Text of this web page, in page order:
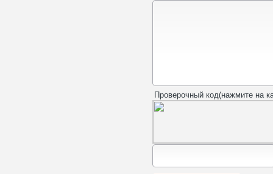
Проверочный код(нажмите на